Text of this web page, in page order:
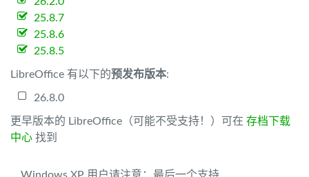
25.8.7
25.8.6
25.8.5
LibreOffice 有以下的预发布版本:
26.8.0
更早版本的 LibreOffice（可能不受支持！）可在 存档下载
中心 找到